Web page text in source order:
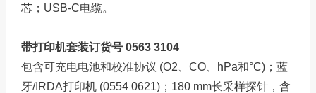
芯；USB-C电缆。
带打印机套装订货号 0563 3104
包含可充电电池和校准协议 (O2、CO、hPa和°C)；蓝
牙/IRDA打印机 (0554 0621)；180 mm长采样探针，含